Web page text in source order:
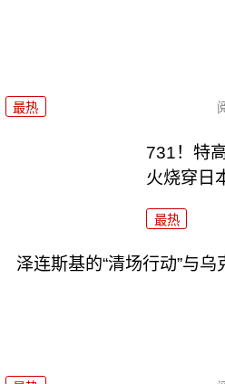
最热
731！特
火烧穿日
最热
泽连斯基的“清场行动”与乌